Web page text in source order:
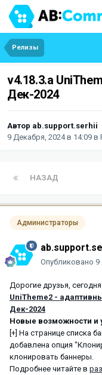
Релизы
v4.18.3.a
Дек-2024
Автор ab.support.serhii
9 Декабря, 2024 в 14:09 в
НАЗАД
Администраторы
Опубликовано 9
Дорогие друзья,
UniTheme2 -
Дек-2024
Новые возможности и
[+] На странице списка
добавлена опция
клонировать баннеры.
Подробнее читайте в